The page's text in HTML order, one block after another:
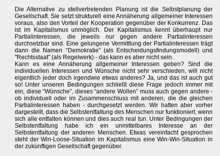
Die Alternative zu stellvertretenden Planung ist die Selbstplanung der
Gesellschaft. Sie setzt strukturell eine Annäherung allgemeiner Interessen
voraus, also den Vorteil der Kooperation gegenüber der Konkurrenz. Das
ist im Kapitalismus unmöglich. Der Kapitalismus kennt überhaupt nur
Partialinteressen, die jeweils nur gegen andere Partialinteressen
durchsetzbar sind. Eine gelungene Vermittlung der Partialinteressen trägt
dann die Namen “Demokratie” (als Entscheidungsfindungsmodell) und
"Rechtsstaat" (als Regelwerk) - das kann es aber nicht sein.
Kann es eine Annäherung allgemeiner Interessen geben? Sind die
individuellen Interessen und Wünsche nicht sehr verschieden, will nicht
eigentlich jeder doch irgendwie etwas anderes? Ja, und das ist auch gut
so! Unter unseren Bedingungen schließt diese Frage jedoch immer mit
ein, diese “Wünsche”, dieses “andere Wollen” muss auch gegen andere -
ob individuell oder im Zusammenschluss mit anderen, die die gleichen
Partialinteressen haben - durchgesetzt werden. Wir hatten aber vorher
dargestellt, dass die Selbstentfaltung des Menschen nur funktioniert, wenn
sich alle entfalten können und dies auch real tun. Unter Bedingungen der
Selbstentfaltung habe ich ein unmittelbares Interesse an der
Selbstentfaltung der anderen Menschen. Etwas vereinfacht gesprochen
steht der Win-Loose-Situation im Kapitalismus eine Win-Win-Situation in
der zukünftigen Gesellschaft gegenüber.